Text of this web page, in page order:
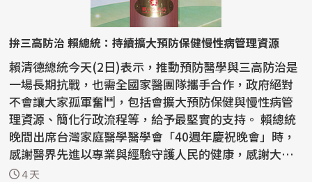
拚三高防治 賴總統：持續擴大預防保健慢性病管理資源
賴清德總統今天(2日)表示，推動預防醫學與三高防治是
一場長期抗戰，也需全國家醫團隊攜手合作，政府絕對
不會讓大家孤軍奮鬥，包括會擴大預防保健與慢性病管
理資源、簡化行政流程等，給予最堅實的支持。 賴總統
晚間出席台灣家庭醫學醫學會「40週年慶祝晚會」時，
感謝醫界先進以專業與經驗守護人民的健康，感謝大家
的努...
4 天